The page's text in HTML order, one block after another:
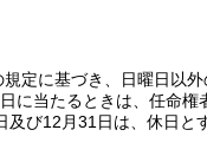
規定に基づき、日曜日以
に当たるときは、任命権
及び12月31日は、休日と